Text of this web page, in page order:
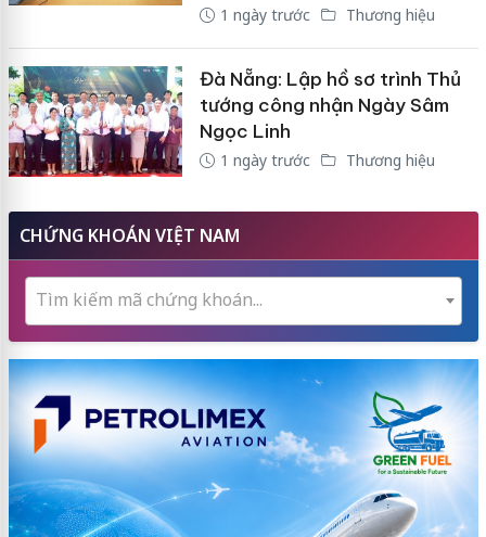
1 ngày trước Thương hiệu
Đà Nẵng: Lập hồ sơ trình Thủ
tướng công nhận Ngày Sâm
Ngọc Linh
1 ngày trước Thương hiệu
CHỨNG KHOÁN VIỆT NAM
Tìm kiếm mã chứng khoán...